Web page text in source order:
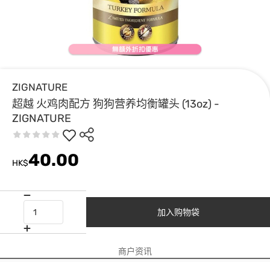
ZIGNATURE
超越 火鸡肉配方 狗狗营养均衡罐头 (13oz) -
ZIGNATURE
HK$40.00
加入购物袋
商户资讯